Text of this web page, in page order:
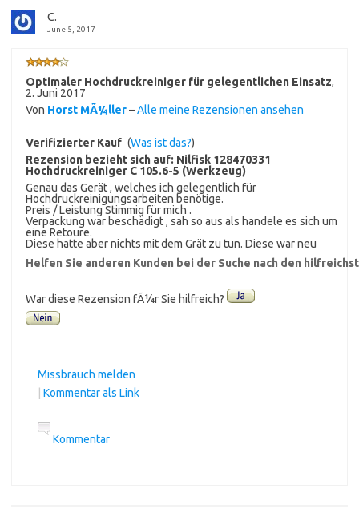
C.
June 5, 2017
Optimaler Hochdruckreiniger für gelegentlichen Einsatz,
2. Juni 2017
Von Horst MÃ¼ller–Alle meine Rezensionen ansehen
Verifizierter Kauf (Was ist das?)
Rezension bezieht sich auf: Nilfisk 128470331
Hochdruckreiniger C 105.6-5 (Werkzeug)
Genau das Gerät , welches ich gelegentlich für
Hochdruckreinigungsarbeiten benötige.
Preis / Leistung Stimmig für mich .
Verpackung war beschädigt , sah so aus als handele es sich um
eine Retoure.
Diese hatte aber nichts mit dem Grät zu tun. Diese war neu
Helfen Sie anderen Kunden bei der Suche nach den
War diese Rezension fÃ¼r Sie hilfreich?
Missbrauch melden
Kommentar als Link
Kommentar